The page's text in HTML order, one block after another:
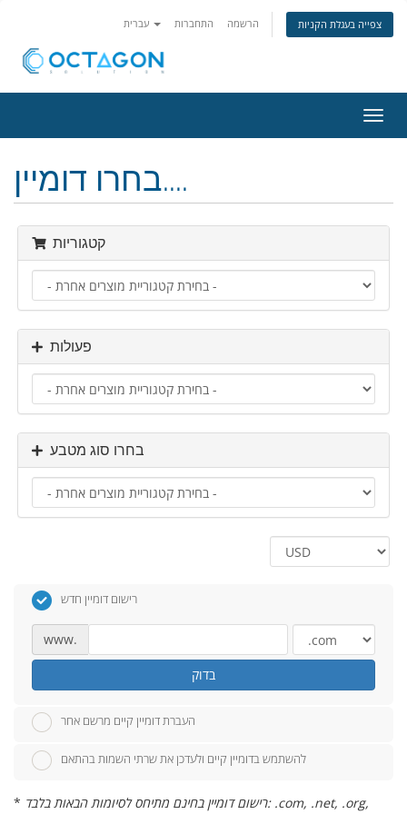
התחברות הרשמה צפייה בעגלת הקניות
ניווט
בחרו דומיין....
קטגוריות
פעולות
בחרו סוג מטבע
רישום דומיין חדש
www.
בדוק
העברת דומיין קיים מרשם אחר
להשתמש בדומיין קיים ולעדכן את שרתי השמות בהתאם
* רישום דומיין בחינם מתיחס לסיומות הבאות בלבד: .com, .net, .org,